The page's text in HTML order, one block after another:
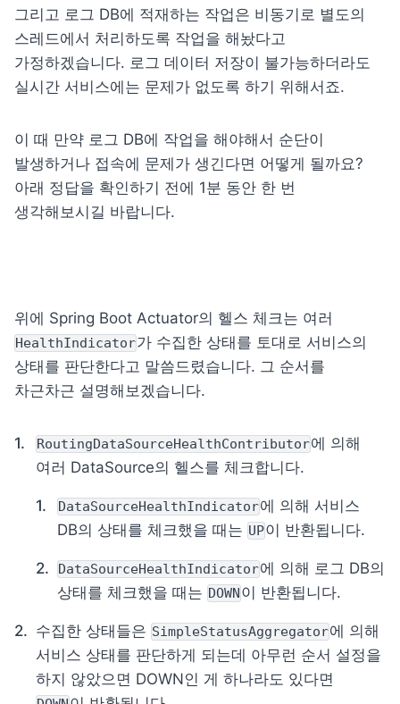
그리고 로그 DB에 적재하는 작업은 비동기로 별도의
스레드에서 처리하도록 작업을 해놨다고
가정하겠습니다. 로그 데이터 저장이 불가능하더라도
실시간 서비스에는 문제가 없도록 하기 위해서죠.
이 때 만약 로그 DB에 작업을 해야해서 순단이
발생하거나 접속에 문제가 생긴다면 어떻게 될까요?
아래 정답을 확인하기 전에 1분 동안 한 번
생각해보시길 바랍니다.
HealthIndicator가 수집한 상태를 토대로 서비스의
상태를 판단한다고 말씀드렸습니다. 그 순서를
차근차근 설명해보겠습니다.
RoutingDataSourceHealthContributor에 의해
여러 DataSource의 헬스를 체크합니다.
DataSourceHealthIndicator에 의해 서비스
DB의 상태를 체크했을 때는 UP이 반환됩니다.
DataSourceHealthIndicator에 의해 로그 DB의
상태를 체크했을 때는 DOWN이 반환됩니다.
수집한 상태들은 SimpleStatusAggregator에 의해
서비스 상태를 판단하게 되는데 아무런 순서 설정을